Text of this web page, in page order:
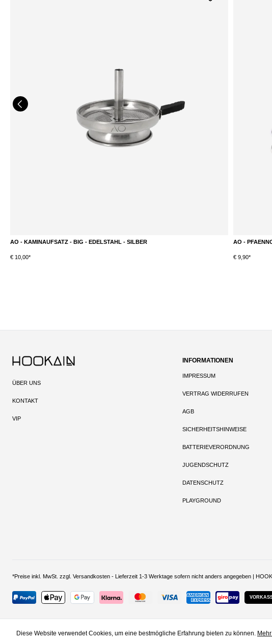
AO - KAMINAUFSATZ - BIG - EDELSTAHL - SILBER
€ 10,00*
DETAILS
AO -
€ 9,90*
ÜBER UNS
KONTAKT
VIP
INFORMATIONEN
IMPRESSUM
VERTRAG WIDERRUFEN
AGB
SICHERHEITSHINWEISE
BATTERIEVERORDNUNG
JUGENDSCHUTZ
DATENSCHUTZ
PLAYGROUND
*Preise inkl. MwSt. zzgl. Versandkosten - Lieferzeit 1-3 Werktage sofern nicht anders angegeben |
Diese Website verwendet Cookies, um eine bestmögliche Erfahrung bieten zu können.